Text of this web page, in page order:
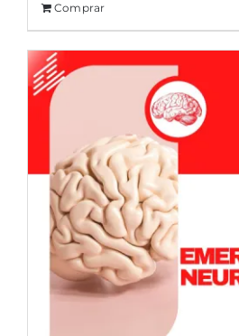
Comprar